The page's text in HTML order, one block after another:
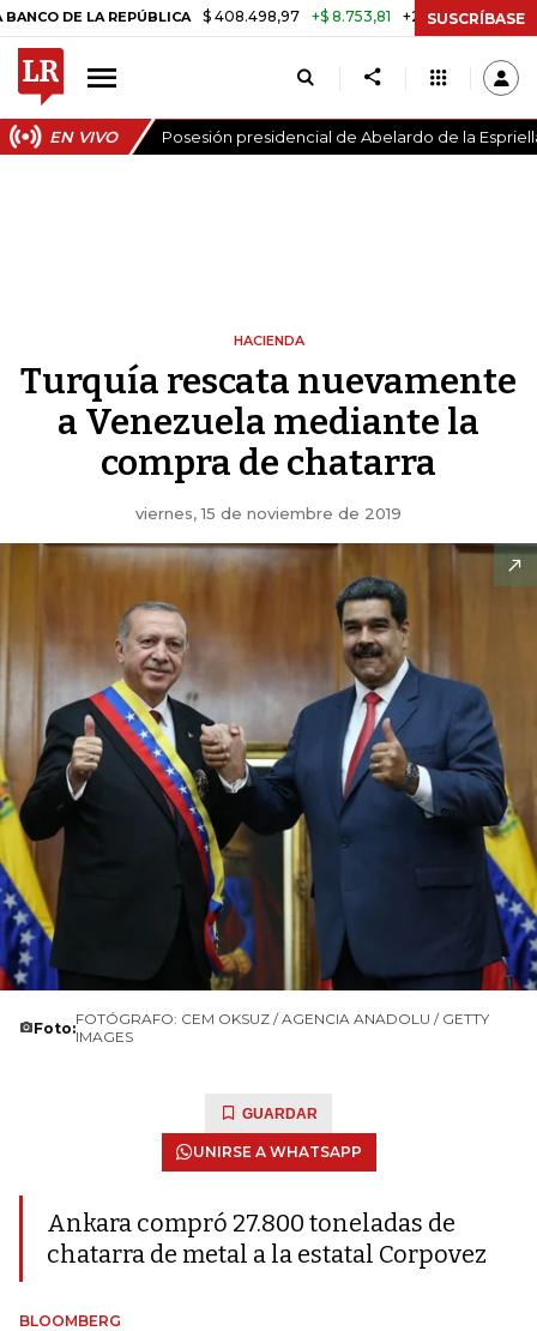
LA REPÚBLICA $ 408.498,97 +$ 8.753,81 +2,19% TASA DE USURA
SUSCRÍBASE
EN VIVO Posesión presidencial de Abelardo de la
HACIENDA
Turquía rescata nuevamente
a Venezuela mediante la
compra de chatarra
viernes, 15 de noviembre de 2019
Foto:FOTÓGRAFO: CEM OKSUZ / AGENCIA ANADOLU / GETTY
IMAGES
GUARDAR
UNIRSE A WHATSAPP
Ankara compró 27.800 toneladas de
chatarra de metal a la estatal Corpovez
BLOOMBERG